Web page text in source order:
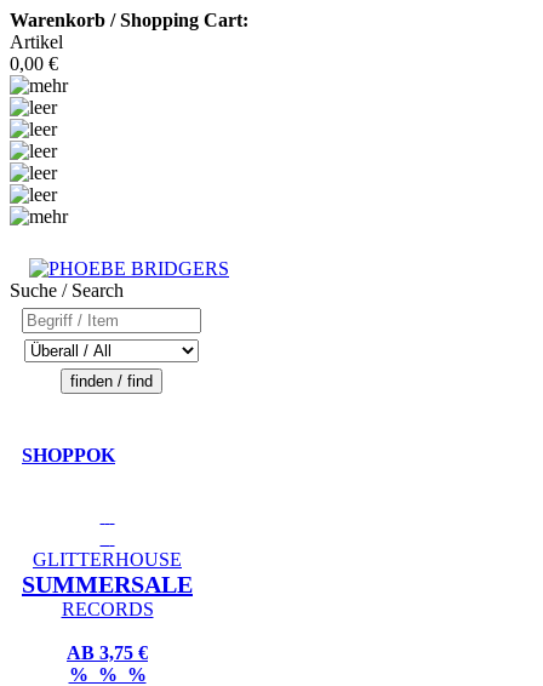
Warenkorb / Shopping Cart:
Artikel
0,00 €
Suche / Search
SHOPPOK
GLITTERHOUSE
SUMMERSALE
RECORDS
AB 3,75 €
% % %